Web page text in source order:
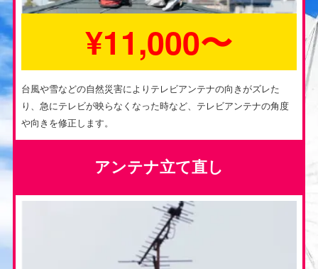
¥11,000〜
台風や雪などの自然災害によりテレビアンテナの向きがズレた
り、急にテレビが映らなくなった時など、テレビアンテナの角度
や向きを修正します。
アンテナ立て直し